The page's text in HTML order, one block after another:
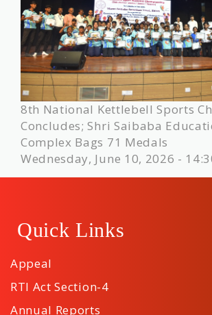
8th National Kettlebell Sports
Concludes; Shri Saibaba
Complex Bags 71 Medals
Wednesday, June 10, 2026 -
Quick Links
Appeal
RTI Act Section-4
Annual Reports